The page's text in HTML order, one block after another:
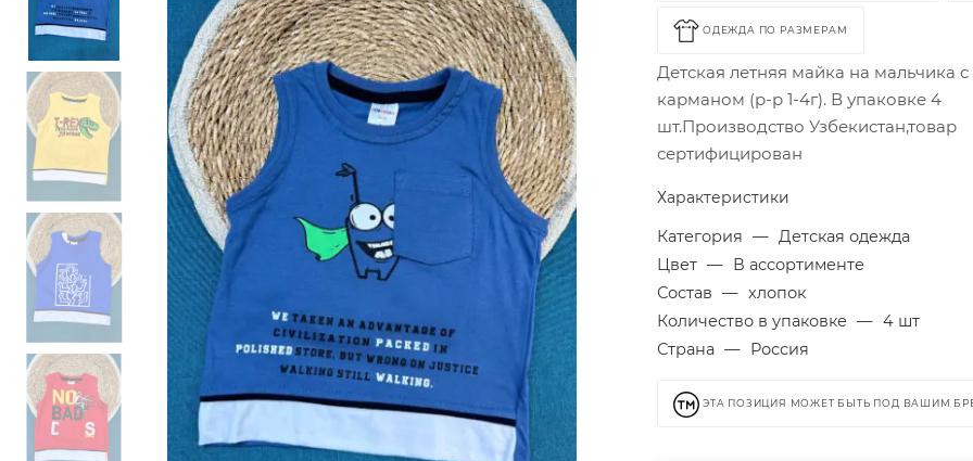
ОДЕЖДА ПО РАЗМЕРАМ
Детская летняя майка на мальчика с
карманом (р-р 1-4г). В упаковке 4
шт.Производство Узбекистан,товар
сертифицирован
Характеристики
Категория — Детская одежда
Цвет — В ассортименте
Состав — хлопок
Количество в упаковке — 4 шт
Страна — Россия
ЭТА ПОЗИЦИЯ МОЖЕТ БЫТЬ ПОД ВАШИМ